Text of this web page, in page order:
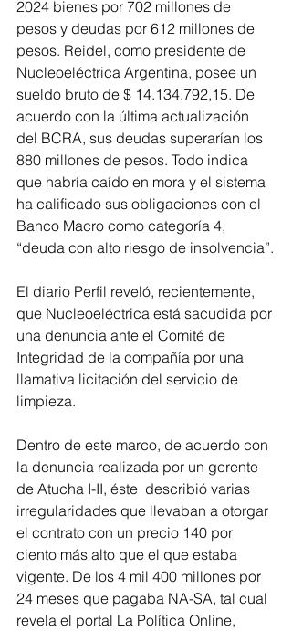
2024 bienes por 702 millones de
pesos y deudas por 612 millones de
pesos. Reidel, como presidente de
Nucleoeléctrica Argentina, posee un
sueldo bruto de $ 14.134.792,15. De
acuerdo con la última actualización
del BCRA, sus deudas superarían los
880 millones de pesos. Todo indica
que habría caído en mora y el sistema
ha calificado sus obligaciones con el
Banco Macro como categoría 4,
“deuda con alto riesgo de insolvencia”.
El diario Perfil reveló, recientemente,
que Nucleoeléctrica está sacudida por
una denuncia ante el Comité de
Integridad de la compañía por una
llamativa licitación del servicio de
limpieza.
Dentro de este marco, de acuerdo con
la denuncia realizada por un gerente
de Atucha I-II, éste  describió varias
irregularidades que llevaban a otorgar
el contrato con un precio 140 por
ciento más alto que el que estaba
vigente. De los 4 mil 400 millones por
24 meses que pagaba NA-SA, tal cual
revela el portal La Política Online,